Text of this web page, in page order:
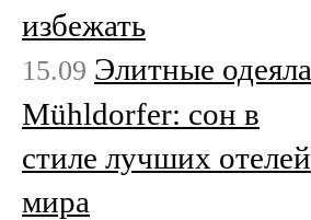
избежать
15.09 Элитные одеяла
Mühldorfer: сон в
стиле лучших отелей
мира